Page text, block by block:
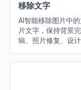
移除文字
AI智能移除图片中
片文字，保持背景
辑、照片修复、设